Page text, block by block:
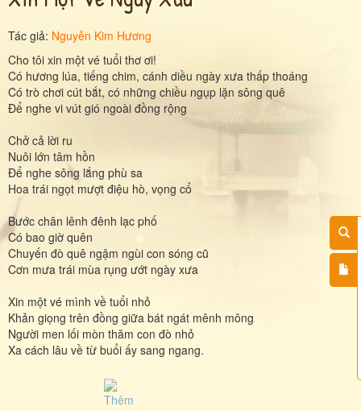
Tác giả: Nguyễn Kim Hương
Cho tôi xin một vé tuổi thơ ơi!
Có hương lúa, tiếng chim, cánh diều ngày xưa thấp thoáng
Có trò chơi cút bắt, có những chiều ngụp lặn sông quê
Để nghe vi vút gió ngoài đồng rộng
Chở cả lời ru
Nuôi lớn tâm hồn
Để nghe sông lắng phù sa
Hoa trái ngọt mượt điệu hò, vọng cổ
Bước chân lênh đênh lạc phố
Có bao giờ quên
Chuyến đò quê ngậm ngùi con sóng cũ
Cơn mưa trái mùa rụng ướt ngày xưa
Xin một vé mình về tuổi nhỏ
Khản giọng trên đồng giữa bát ngát mênh mông
Người men lối mòn thăm con đò nhỏ
Xa cách lâu về từ buổi ấy sang ngang.